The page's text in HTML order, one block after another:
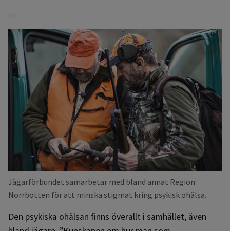
Jägarförbundet samarbetar med bland annat Region
Norrbotten för att minska stigmat kring psykisk ohälsa.
Den psykiska ohälsan finns överallt i samhället, även